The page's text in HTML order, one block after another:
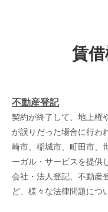
賃
不動産登記
契約が終了して、地上権
が誤りだった場合に行わ
崎市、稲城市、町田市、
ーガル・サービスを提供
会社・法人登記、不動産
ど、様々な法律問題につ